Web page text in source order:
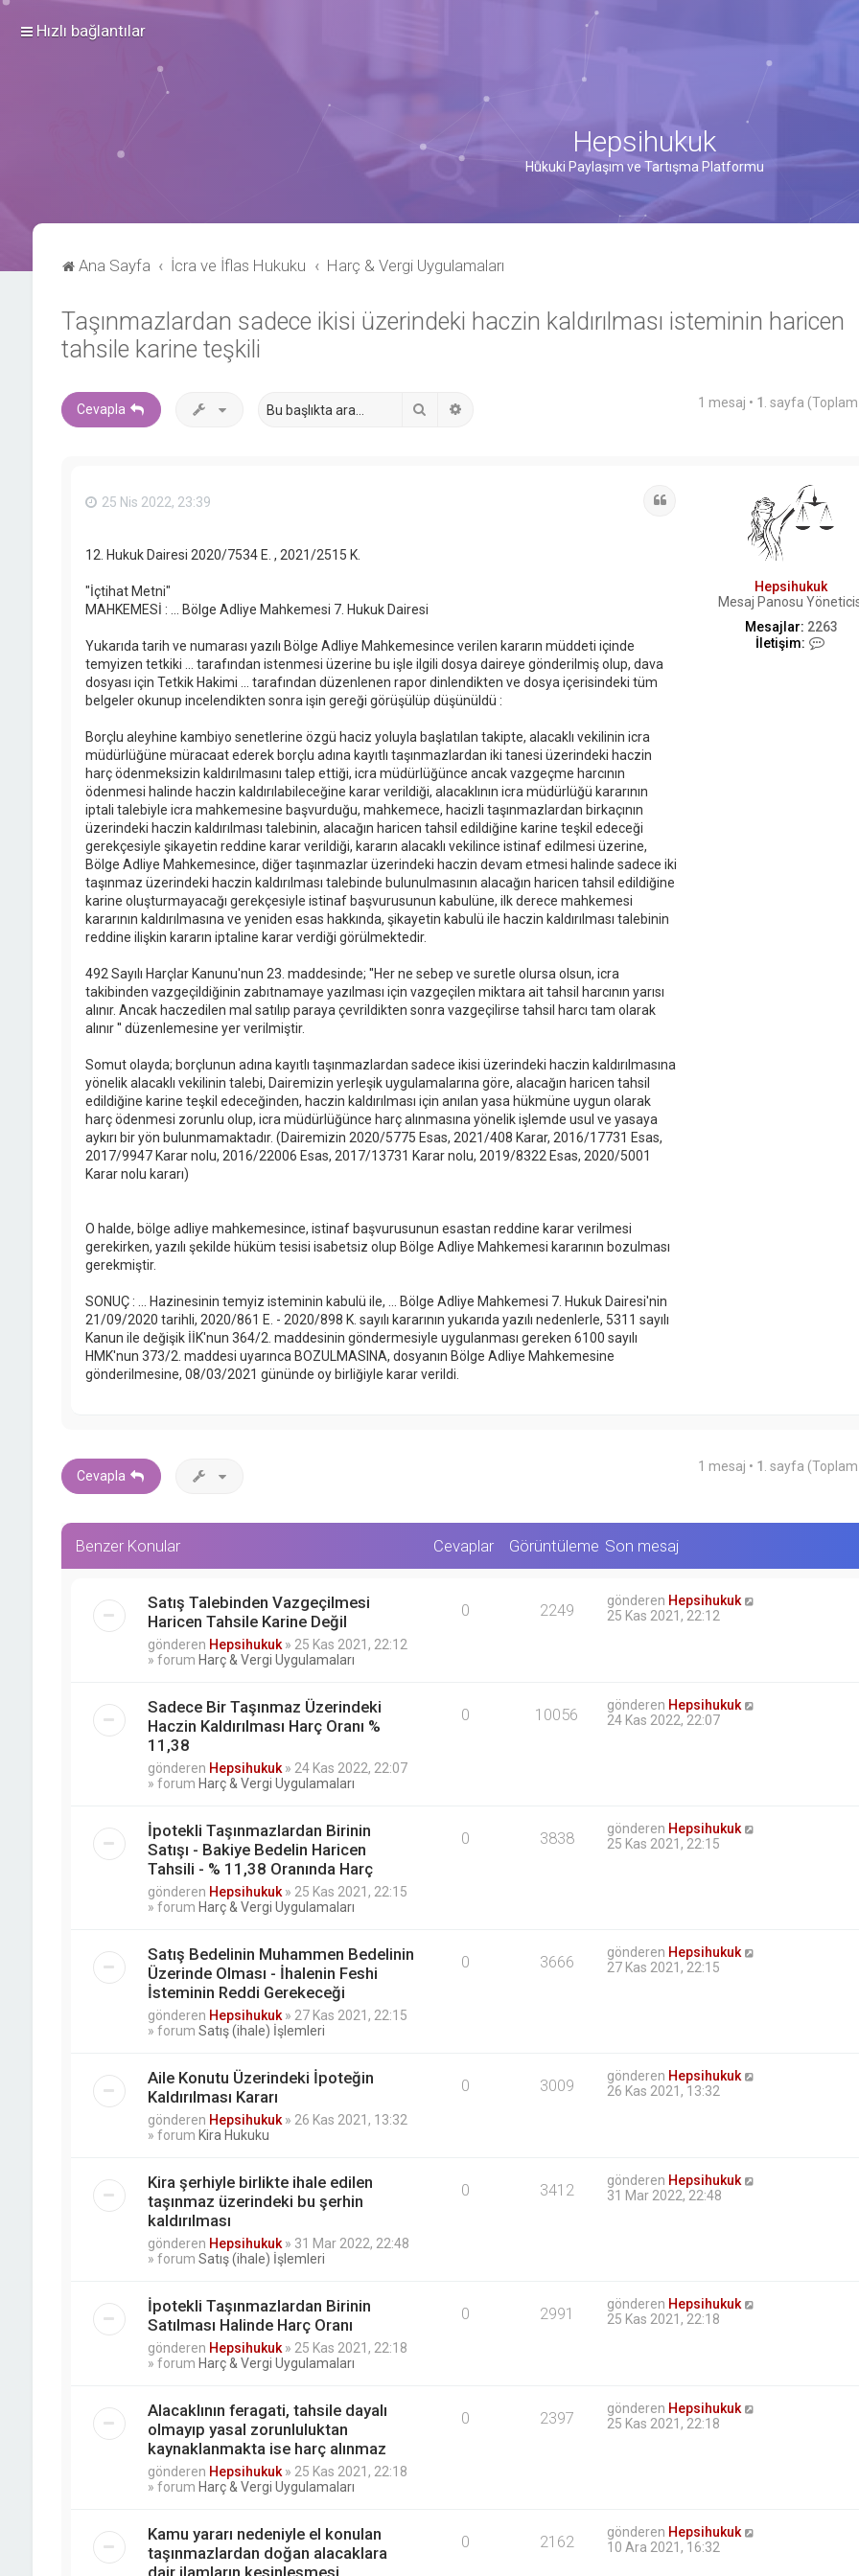
Hızlı bağlantılar
Hepsihukuk
Hukuki Paylaşım ve Tartışma Platformu
Ana Sayfa İcra ve İflas Hukuku Harç & Vergi Uygulamaları
Taşınmazlardan sadece ikisi üzerindeki haczin kaldırılması isteminin haricen
tahsile karine teşkili
Cevapla 1 mesaj • 1 . sayfa (Toplam
Hepsihukuk
Mesaj Panosu
Mesajlar: 2263
İletişim:
25 Nis 2022, 23:39
12. Hukuk Dairesi 2020/7534 E. , 2021/2515 K.
"İçtihat Metni"
MAHKEMESİ : ... Bölge Adliye Mahkemesi 7. Hukuk Dairesi
Yukarıda tarih ve numarası yazılı Bölge Adliye Mahkemesince verilen kararın müddeti içinde
temyizen tetkiki ... tarafından istenmesi üzerine bu işle ilgili dosya daireye gönderilmiş olup, dava
dosyası için Tetkik Hakimi ... tarafından düzenlenen rapor dinlendikten ve dosya içerisindeki tüm
belgeler okunup incelendikten sonra işin gereği görüşülüp düşünüldü :
Borçlu aleyhine kambiyo senetlerine özgü haciz yoluyla başlatılan takipte, alacaklı vekilinin icra
müdürlüğüne müracaat ederek borçlu adına kayıtlı taşınmazlardan iki tanesi üzerindeki haczin
harç ödenmeksizin kaldırılmasını talep ettiği, icra müdürlüğünce ancak vazgeçme harcının
ödenmesi halinde haczin kaldırılabileceğine karar verildiği, alacaklının icra müdürlüğü kararının
iptali talebiyle icra mahkemesine başvurduğu, mahkemece, hacizli taşınmazlardan birkaçının
üzerindeki haczin kaldırılması talebinin, alacağın haricen tahsil edildiğine karine teşkil edeceği
gerekçesiyle şikayetin reddine karar verildiği, kararın alacaklı vekilince istinaf edilmesi üzerine,
Bölge Adliye Mahkemesince, diğer taşınmazlar üzerindeki haczin devam etmesi halinde sadece iki
taşınmaz üzerindeki haczin kaldırılması talebinde bulunulmasının alacağın haricen tahsil edildiğine
karine oluşturmayacağı gerekçesiyle istinaf başvurusunun kabulüne, ilk derece mahkemesi
kararının kaldırılmasına ve yeniden esas hakkında, şikayetin kabulü ile haczin kaldırılması talebinin
reddine ilişkin kararın iptaline karar verdiği görülmektedir.
492 Sayılı Harçlar Kanunu'nun 23. maddesinde; ''Her ne sebep ve suretle olursa olsun, icra
takibinden vazgeçildiğinin zabıtnamaye yazılması için vazgeçilen miktara ait tahsil harcının yarısı
alınır. Ancak haczedilen mal satılıp paraya çevrildikten sonra vazgeçilirse tahsil harcı tam olarak
alınır '' düzenlemesine yer verilmiştir.
Somut olayda; borçlunun adına kayıtlı taşınmazlardan sadece ikisi üzerindeki haczin kaldırılmasına
yönelik alacaklı vekilinin talebi, Dairemizin yerleşik uygulamalarına göre, alacağın haricen tahsil
edildiğine karine teşkil edeceğinden, haczin kaldırılması için anılan yasa hükmüne uygun olarak
harç ödenmesi zorunlu olup, icra müdürlüğünce harç alınmasına yönelik işlemde usul ve yasaya
aykırı bir yön bulunmamaktadır. (Dairemizin 2020/5775 Esas, 2021/408 Karar, 2016/17731 Esas,
2017/9947 Karar nolu, 2016/22006 Esas, 2017/13731 Karar nolu, 2019/8322 Esas, 2020/5001
Karar nolu kararı)
O halde, bölge adliye mahkemesince, istinaf başvurusunun esastan reddine karar verilmesi
gerekirken, yazılı şekilde hüküm tesisi isabetsiz olup Bölge Adliye Mahkemesi kararının bozulması
gerekmiştir.
SONUÇ : ... Hazinesinin temyiz isteminin kabulü ile, ... Bölge Adliye Mahkemesi 7. Hukuk Dairesi'nin
21/09/2020 tarihli, 2020/861 E. - 2020/898 K. sayılı kararının yukarıda yazılı nedenlerle, 5311 sayılı
Kanun ile değişik İİK'nun 364/2. maddesinin göndermesiyle uygulanması gereken 6100 sayılı
HMK'nun 373/2. maddesi uyarınca BOZULMASINA, dosyanın Bölge Adliye Mahkemesine
gönderilmesine, 08/03/2021 gününde oy birliğiyle karar verildi.
Cevapla
1 mesaj • 1 . sayfa (Toplam
Benzer Konular Cevaplar Görüntüleme Son mesaj
Satış Talebinden Vazgeçilmesi
Haricen Tahsile Karine Değil
gönderen Hepsihukuk» 25 Kas 2021, 22:12
» forum Harç & Vergi Uygulamaları
0 2249 gönderen Hepsihukuk
25 Kas 2021, 22:12
Sadece Bir Taşınmaz Üzerindeki
Haczin Kaldırılması Harç Oranı %
11,38
gönderen Hepsihukuk» 24 Kas 2022, 22:07
» forum Harç & Vergi Uygulamaları
0 10056 gönderen Hepsihukuk
24 Kas 2022, 22:07
İpotekli Taşınmazlardan Birinin
Satışı - Bakiye Bedelin Haricen
Tahsili - % 11,38 Oranında Harç
gönderen Hepsihukuk» 25 Kas 2021, 22:15
» forum Harç & Vergi Uygulamaları
0 3838 gönderen Hepsihukuk
25 Kas 2021, 22:15
Satış Bedelinin Muhammen Bedelinin
Üzerinde Olması - İhalenin Feshi
İsteminin Reddi Gerekeceği
gönderen Hepsihukuk» 27 Kas 2021, 22:15
» forum Satış (ihale) İşlemleri
0 3666 gönderen Hepsihukuk
27 Kas 2021, 22:15
Aile Konutu Üzerindeki İpoteğin
Kaldırılması Kararı
gönderen Hepsihukuk» 26 Kas 2021, 13:32
» forum Kira Hukuku
0 3009 gönderen Hepsihukuk
26 Kas 2021, 13:32
Kira şerhiyle birlikte ihale edilen
taşınmaz üzerindeki bu şerhin
kaldırılması
gönderen Hepsihukuk» 31 Mar 2022, 22:48
» forum Satış (ihale) İşlemleri
0 3412 gönderen Hepsihukuk
31 Mar 2022, 22:48
İpotekli Taşınmazlardan Birinin
Satılması Halinde Harç Oranı
gönderen Hepsihukuk» 25 Kas 2021, 22:18
» forum Harç & Vergi Uygulamaları
0 2991 gönderen Hepsihukuk
25 Kas 2021, 22:18
Alacaklının feragati, tahsile dayalı
olmayıp yasal zorunluluktan
kaynaklanmakta ise harç alınmaz
gönderen Hepsihukuk» 25 Kas 2021, 22:18
» forum Harç & Vergi Uygulamaları
0 2397 gönderen Hepsihukuk
25 Kas 2021, 22:18
Kamu yararı nedeniyle el konulan
taşınmazlardan doğan alacaklara
0 2162 gönderen Hepsihukuk
10 Ara 2021, 16:32